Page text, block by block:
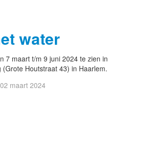
water
7 maart t/m 9 juni 2024 te zien in
Houtstraat 43) in Haarlem.
maart 2024